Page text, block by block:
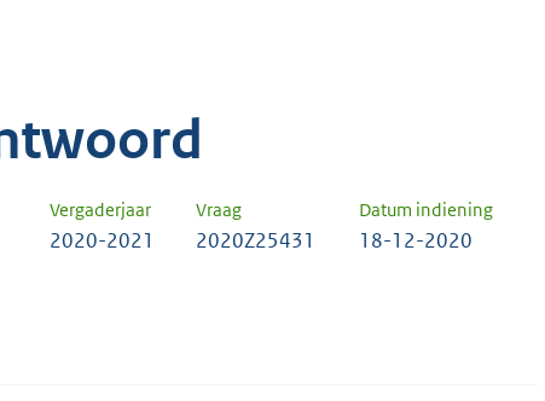
Vergaderjaar Vraag Datum indiening
2020-2021 2020Z25431 18-12-2020